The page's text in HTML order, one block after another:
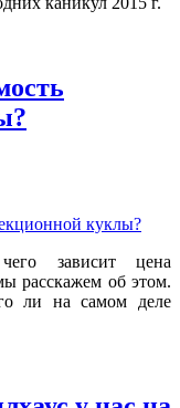
зависит цена
расскажем об этом.
ли на самом деле